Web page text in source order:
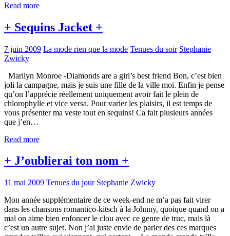
Read more
+ Sequins Jacket +
7 juin 2009 La mode rien que la mode Tenues du soir Stephanie
Zwicky
Marilyn Monroe -Diamonds are a girl’s best friend Bon, c’est bien
joli la campagne, mais je suis une fille de la ville moi. Enfin je pense
qu’on l’apprécie réellement uniquement avoir fait le plein de
chlorophylle et vice versa. Pour varier les plaisirs, il est temps de
vous présenter ma veste tout en sequins! Ca fait plusieurs années
que j’en…
Read more
+ J’oublierai ton nom +
11 mai 2009 Tenues du jour Stephanie Zwicky
Mon année supplémentaire de ce week-end ne m’a pas fait virer
dans les chansons romantico-kitsch à la Johnny, quoique quand on a
mal on aime bien enfoncer le clou avec ce genre de truc, mais là
c’est un autre sujet. Non j’ai juste envie de parler des ces marques